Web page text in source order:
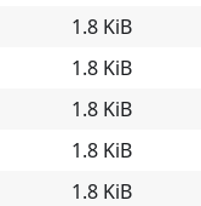
1.8 KiB
1.8 KiB
1.8 KiB
1.8 KiB
1.8 KiB